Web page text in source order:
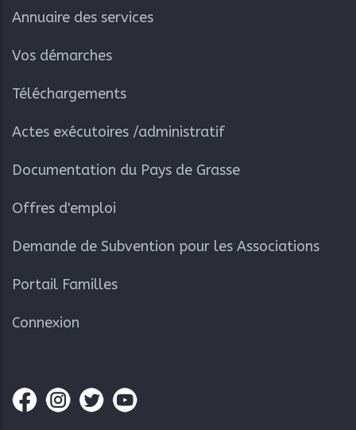
Annuaire des services
Vos démarches
Téléchargements
Actes exécutoires /administratif
Documentation du Pays de Grasse
Offres d'emploi
Demande de Subvention pour les Associations
Portail Familles
Connexion